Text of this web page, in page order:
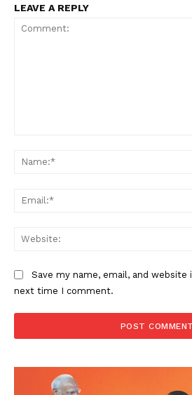
LEAVE A REPLY
Save my name, email, and
next time I comment.